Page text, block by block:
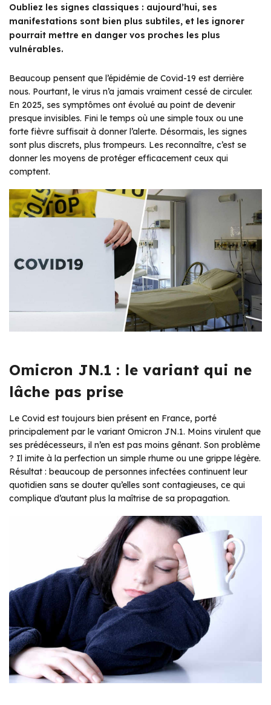
Oubliez les signes classiques : aujourd’hui, ses
manifestations sont bien plus subtiles, et les ignorer
pourrait mettre en danger vos proches les plus
vulnérables.
Beaucoup pensent que l’épidémie de Covid-19 est derrière
nous. Pourtant, le virus n’a jamais vraiment cessé de circuler.
En 2025, ses symptômes ont évolué au point de devenir
presque invisibles. Fini le temps où une simple toux ou une
forte fièvre suffisait à donner l’alerte. Désormais, les signes
sont plus discrets, plus trompeurs. Les reconnaître, c’est se
donner les moyens de protéger efficacement ceux qui
comptent.
Omicron JN.1 : le variant qui ne
lâche pas prise
Le Covid est toujours bien présent en France, porté
principalement par le variant Omicron JN.1. Moins virulent que
ses prédécesseurs, il n’en est pas moins gênant. Son problème
? Il imite à la perfection un simple rhume ou une grippe légère.
Résultat : beaucoup de personnes infectées continuent leur
quotidien sans se douter qu’elles sont contagieuses, ce qui
complique d’autant plus la maîtrise de sa propagation.